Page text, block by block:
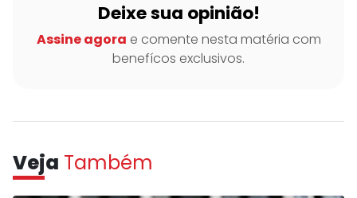
Deixe sua opinião!
Assine agora e comente nesta matéria com
benefícos exclusivos.
Veja Também